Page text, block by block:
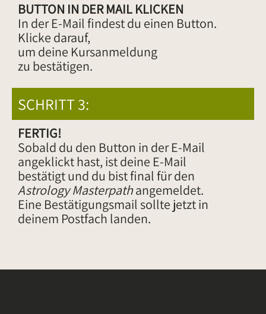
BUTTON IN DER MAIL KLICKEN
In der E-Mail findest du einen Button.
Klicke darauf,
um deine Kursanmeldung
zu bestätigen.
SCHRITT 3:
FERTIG!
Sobald du den Button in der E-Mail
angeklickt hast, ist deine E-Mail
bestätigt und du bist final für den
Astrology Masterpathangemeldet.
Eine Bestätigungsmail sollte jetzt in
deinem Postfach landen.